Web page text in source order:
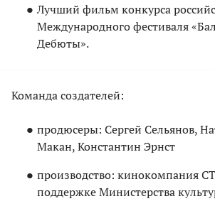
Лучший фильм конкурса
Международного фестиваля
Дебюты».
Команда создателей:
продюсеры: Сергей Сельянов,
Макан, Константин Эрнст
производство: кинокомпания
поддержке Министерства